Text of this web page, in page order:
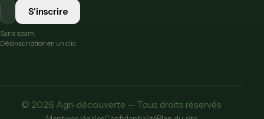
S'inscrire
Sans spam.
Désinscription en un clic.
© 2026 Agri-découverte — Tous droits réservés